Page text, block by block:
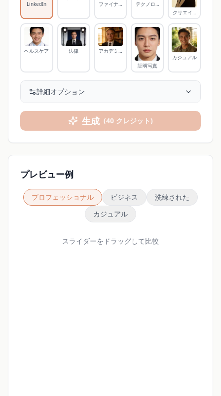
LinkedIn
ファイナンス
テクノロジー
クリエイティブ
ヘルスケア 法律 アカデミック
証明写真
カジュアル
詳細オプション
生成 (40 クレジット )
プレビュー例
プロフェッショナル ビジネス
洗練された
カジュアル
スライダーをドラッグして比較